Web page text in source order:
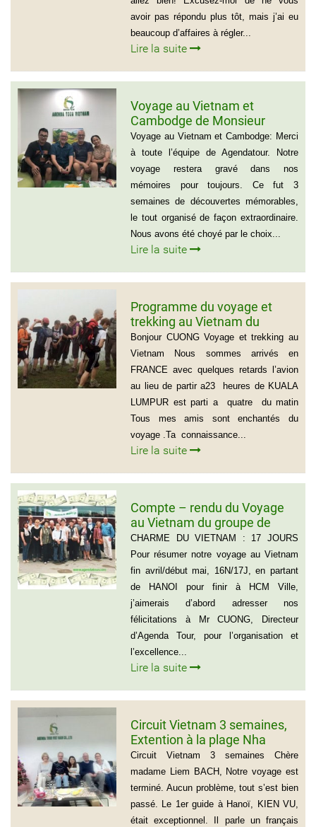
avoir pas répondu plus tôt, mais j’ai eu
beaucoup d’affaires à régler...
Lire la suite
Voyage au Vietnam et
Cambodge de Monsieur
Sylvain Forest
Voyage au Vietnam et Cambodge: Merci
à toute l’équipe de Agendatour. Notre
voyage restera gravé dans nos
mémoires pour toujours. Ce fut 3
semaines de découvertes mémorables,
le tout organisé de façon extraordinaire.
Nous avons été choyé par le choix...
Lire la suite
Programme du voyage et
trekking au Vietnam du
groupe d’amis de Mr Louis
COURTESOLLE (14
personnes)
Bonjour CUONG Voyage et trekking au
Vietnam Nous sommes arrivés en
FRANCE avec quelques retards l’avion
au lieu de partir a23 heures de KUALA
LUMPUR est parti a quatre du matin
Tous mes amis sont enchantés du
voyage .Ta connaissance...
Lire la suite
Compte – rendu du Voyage
au Vietnam du groupe de
Madame ANNA BOVO
(Groupe de 21 personnes) –
Français
CHARME DU VIETNAM : 17 JOURS
Pour résumer notre voyage au Vietnam
fin avril/début mai, 16N/17J, en partant
de HANOI pour finir à HCM Ville,
j’aimerais d’abord adresser nos
félicitations à Mr CUONG, Directeur
d’Agenda Tour, pour l’organisation et
l’excellence...
Lire la suite
Circuit Vietnam 3 semaines,
Extention à la plage Nha
Trang, Groupe de Mr Jean-
Pierre KERLING Téléphone en
France: 06 13 01 66 06
Circuit Vietnam 3 semaines Chère
madame Liem BACH, Notre voyage est
terminé. Aucun problème, tout s’est bien
passé. Le 1er guide à Hanoï, KIEN VU,
était exceptionnel. Il parle un français